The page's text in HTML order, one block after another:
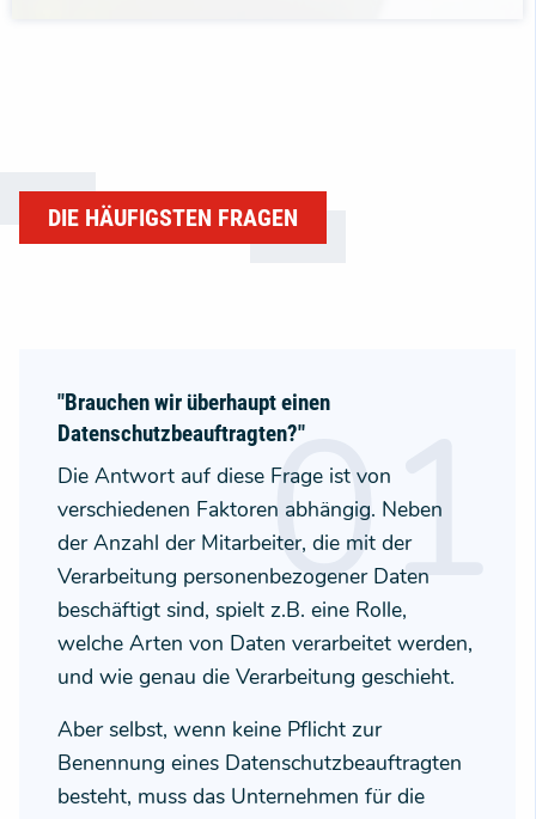
DIE HÄUFIGSTEN FRAGEN
"Brauchen wir überhaupt einen
Datenschutzbeauftragten?"
Die Antwort auf diese Frage ist von
verschiedenen Faktoren abhängig. Neben
der Anzahl der Mitarbeiter, die mit der
Verarbeitung personenbezogener Daten
beschäftigt sind, spielt z.B. eine Rolle,
welche Arten von Daten verarbeitet werden,
und wie genau die Verarbeitung geschieht.
Aber selbst, wenn keine Pflicht zur
Benennung eines Datenschutzbeauftragten
besteht, muss das Unternehmen für die